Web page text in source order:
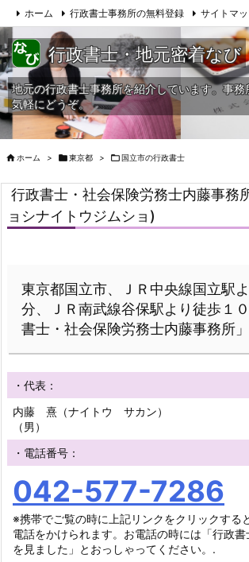
ホーム 行政書士事務所の無料登録 サイトマ
行政書士・地元密着なび
地元の行政書士事務所を紹介しています。事
気軽にどうぞ。
 ホーム > 東京都 > 国立市の行政書士
行政書士・社会保険労務士内藤事務
ョシナイトウジムショ)
東京都国立市、ＪＲ中央線国立駅
分、ＪＲ南武線谷保駅より徒歩１
書士・社会保険労務士内藤事務所」
・代表：
内藤 熹（ナイトウ サカン）
（男）
・電話番号：
042-577-7286
※携帯でご覧の時に上記リンクをクリックする
電話をかけられます。お電話の時には「行政
を見ました」とおっしゃってください。.